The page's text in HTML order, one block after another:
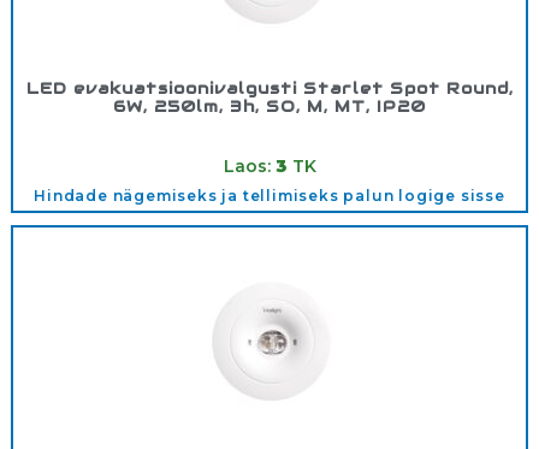
LED evakuatsioonivalgusti Starlet Spot Round,
6W, 250lm, 3h, SO, M, MT, IP20
Laos: 3 TK
Hindade nägemiseks ja tellimiseks palun logige sisse